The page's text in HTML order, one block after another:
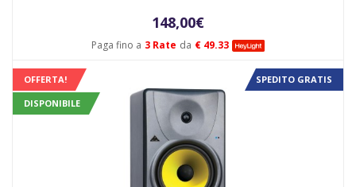
Paga fino a 3 Rate da € 49.33
148,00€
OFFERTA!
DISPONIBILE
SPEDITO GRATIS